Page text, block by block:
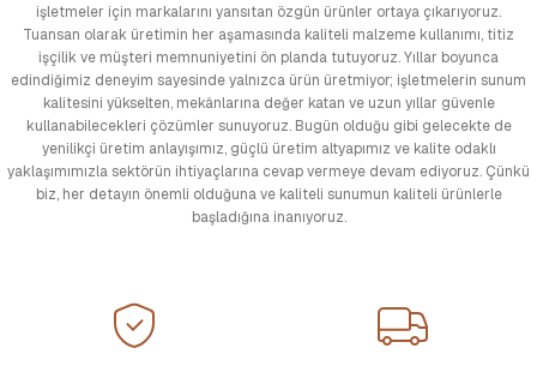
işletmeler için markalarını yansıtan özgün ürünler ortaya çıkarıyoruz.
Tuansan olarak üretimin her aşamasında kaliteli malzeme kullanımı, titiz
işçilik ve müşteri memnuniyetini ön planda tutuyoruz. Yıllar boyunca
edindiğimiz deneyim sayesinde yalnızca ürün üretmiyor; işletmelerin sunum
kalitesini yükselten, mekânlarına değer katan ve uzun yıllar güvenle
kullanabilecekleri çözümler sunuyoruz. Bugün olduğu gibi gelecekte de
yenilikçi üretim anlayışımız, güçlü üretim altyapımız ve kalite odaklı
yaklaşımımızla sektörün ihtiyaçlarına cevap vermeye devam ediyoruz. Çünkü
biz, her detayın önemli olduğuna ve kaliteli sunumun kaliteli ürünlerle
başladığına inanıyoruz.